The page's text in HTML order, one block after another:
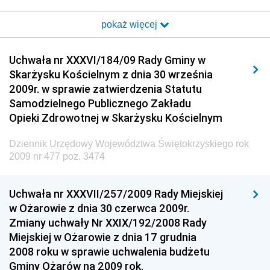
Dziennik Urzędowy Ministra Transportu i Budownictwa
Elektronicznej
Dziennik Urzędowy Ministra Spraw Wewnętrznych i
Administracji
Dziennik Urzędowy Ministra Transportu
Dziennik Urzędowy Ministra Budownictwa
Dziennik Urzędowy Ministra Nauki i Szkolnictwa
Dziennik Urzędowy Głównego Urzędu Miar
Dziennik Urzędowy Ministra Rolnictwa i Rozwoju Wsi
Dziennik Urzędowy Ministra Edukacji Narodowej i
Sportu
Dziennik Urzędowy Ministra Edukacji i Nauki
pokaż więcej
Uchwała nr XXXVI/184/09 Rady Gminy w
Skarżysku Kościelnym z dnia 30 września
2009r. w sprawie zatwierdzenia Statutu
Samodzielnego Publicznego Zakładu
Opieki Zdrowotnej w Skarżysku Kościelnym
Dziennik Urzędowy Województwa Świętokrzyskiego rok
2009 nr 477 poz. 3474
Uchwała nr XXXVII/257/2009 Rady Miejskiej
w Ożarowie z dnia 30 czerwca 2009r.
Zmiany uchwały Nr XXIX/192/2008 Rady
Miejskiej w Ożarowie z dnia 17 grudnia
2008 roku w sprawie uchwalenia budżetu
Gminy Ożarów na 2009 rok.